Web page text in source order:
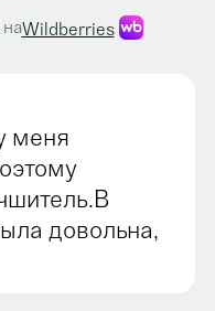
Wildberries
меня
довольна,
была